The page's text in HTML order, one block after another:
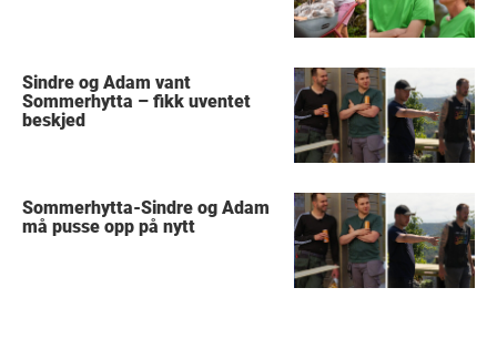
Sindre og Adam vant
Sommerhytta – fikk uventet
beskjed
Sommerhytta-Sindre og Adam
må pusse opp på nytt